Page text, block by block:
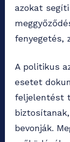
azokat
fenyegetés,
A politikus
esetet
feljelentést
bevonják.